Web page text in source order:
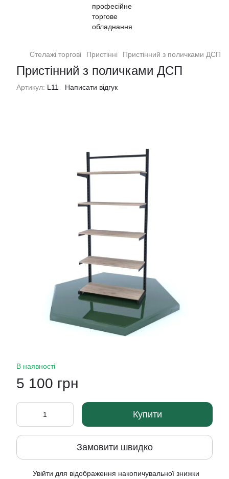
Стелажі торгові Пристінні Пристінний з поличками ДСП
Пристінний з поличками ДСП
Артикул: L11 Написати відгук
В наявності
5 100 грн
Купити
Замовити швидко
Увійти для відображення накопичувальної знижки